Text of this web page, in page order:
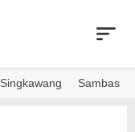
Singkawang Sambas